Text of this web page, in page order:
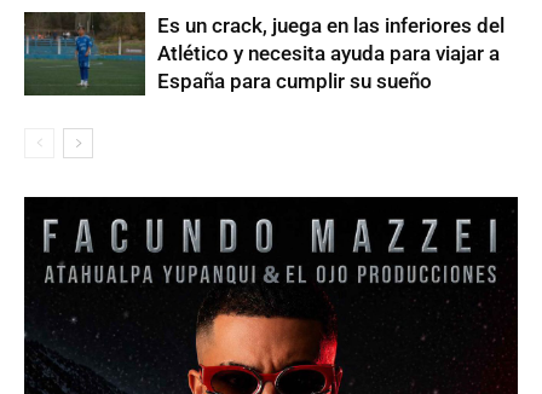
Es un crack, juega en las inferiores del
Atlético y necesita ayuda para viajar a
España para cumplir su sueño